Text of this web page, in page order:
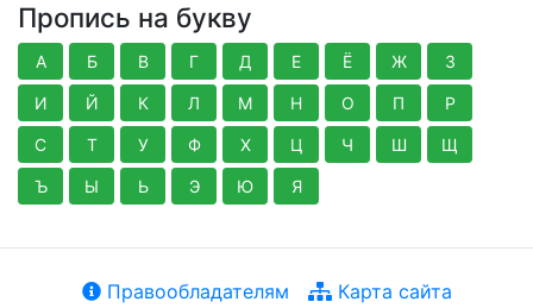
Пропись на букву
А Б В Г Д Е Ё Ж З
И Й К Л М Н О П Р
С Т У Ф Х Ц Ч Ш Щ
Ъ Ы Ь Э Ю Я
Правообладателям Карта сайта